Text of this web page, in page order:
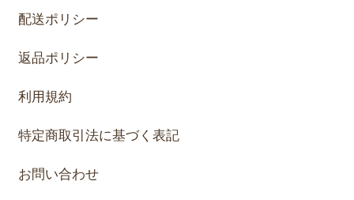
配送ポリシー
返品ポリシー
利用規約
特定商取引法に基づく表記
お問い合わせ